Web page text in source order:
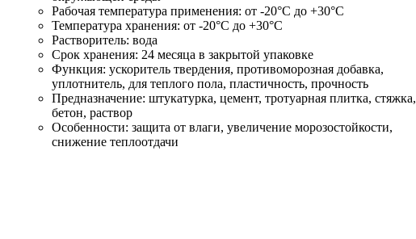
Рабочая температура применения: от -20°C до +30°C
Температура хранения: от -20°C до +30°C
Растворитель: вода
Срок хранения: 24 месяца в закрытой упаковке
Функция: ускоритель твердения, противоморозная добавка,
уплотнитель, для теплого пола, пластичность, прочность
Предназначение: штукатурка, цемент, тротуарная плитка, стяжка,
бетон, раствор
Особенности: защита от влаги, увеличение морозостойкости,
снижение теплоотдачи